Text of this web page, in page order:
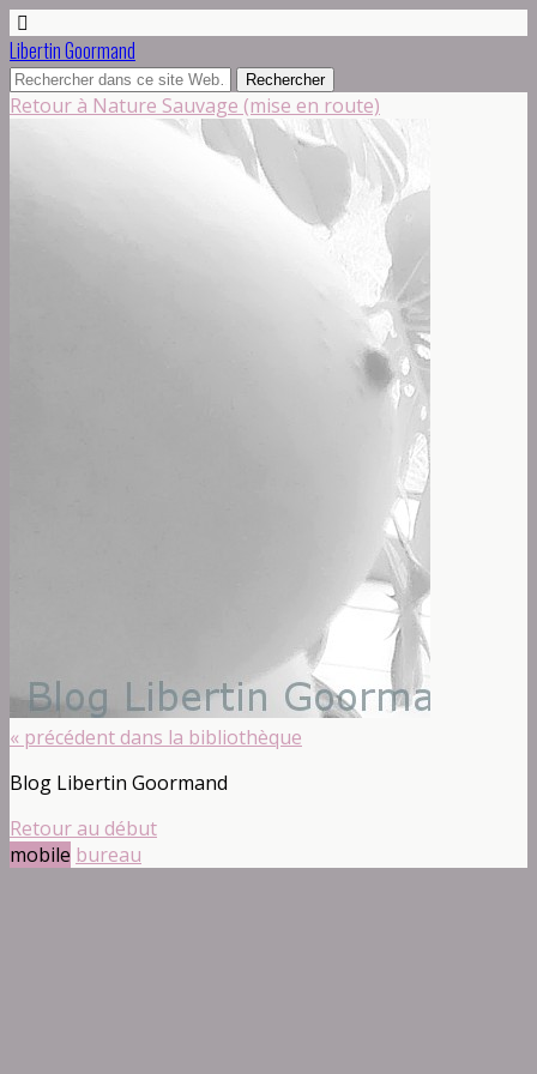
Libertin Goormand
Retour à Nature Sauvage (mise en route)
« précédent dans la bibliothèque
Blog Libertin Goormand
Retour au début
mobile bureau